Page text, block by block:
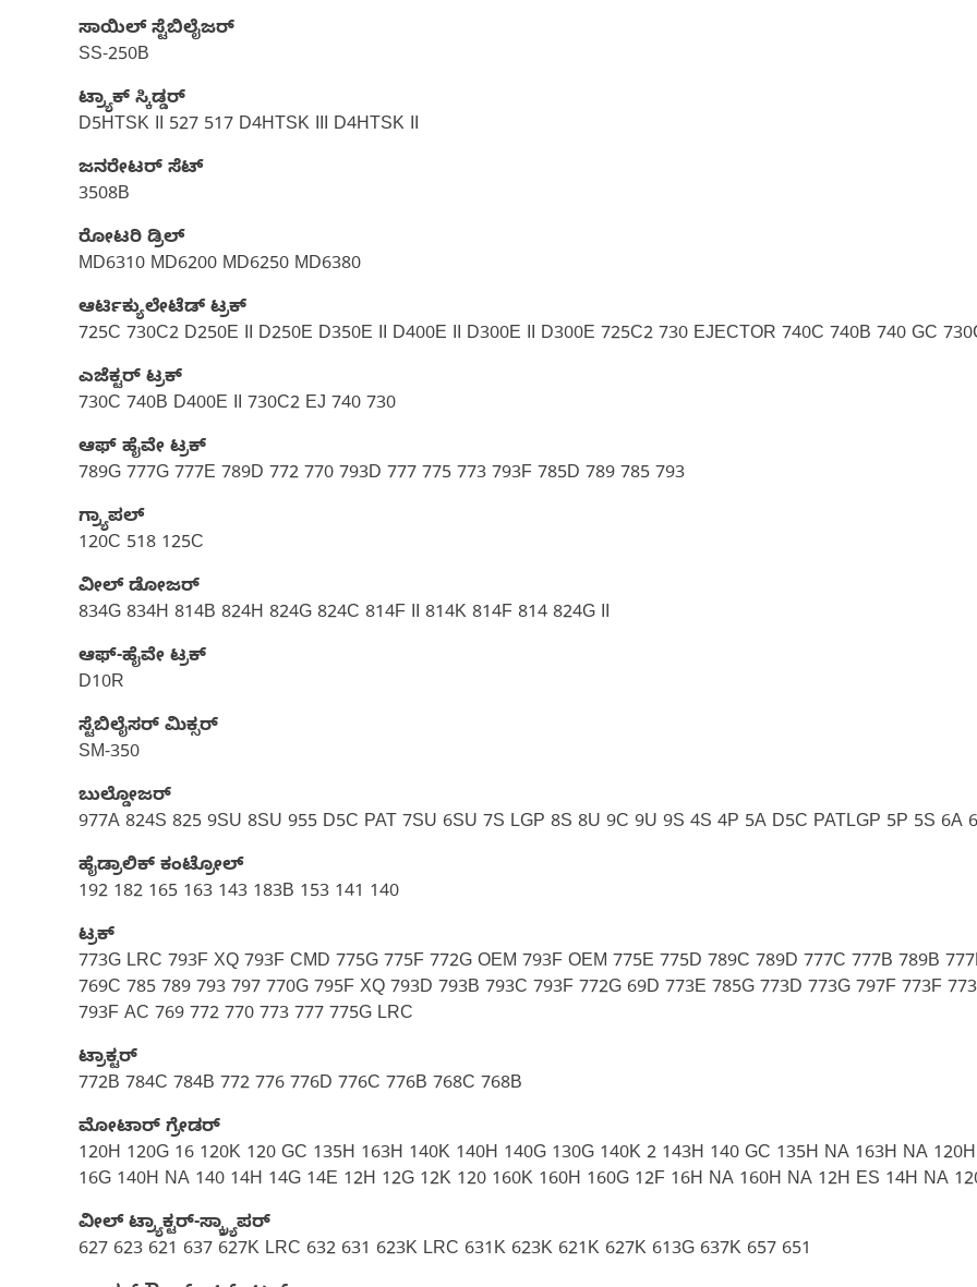
ಸಾಯಿಲ್ ಸ್ಟೆಬಿಲೈಜರ್
SS-250B
ಟ್ರ್ಯಾಕ್ ಸ್ಕಿಡ್ಡರ್
D5HTSK II 527 517 D4HTSK III D4HTSK II
ಜನರೇಟರ್ ಸೆಟ್‌
3508B
ರೋಟರಿ ಡ್ರಿಲ್‌
MD6310 MD6200 MD6250 MD6380
ಆರ್ಟಿಕ್ಯುಲೇಟೆಡ್ ಟ್ರಕ್
725C 730C2 D250E II D250E D350E II D400E II D300E II D300E 725C2 730 EJECTOR 740C 740B 740 GC
ಎಜೆಕ್ಟರ್ ಟ್ರಕ್
730C 740B D400E II 730C2 EJ 740 730
ಆಫ್ ಹೈವೇ ಟ್ರಕ್​
789G 777G 777E 789D 772 770 793D 777 775 773 793F 785D 789 785 793
ಗ್ರ್ಯಾಪಲ್
120C 518 125C
ವೀಲ್ ಡೋಜರ್​
834G 834H 814B 824H 824G 824C 814F II 814K 814F 814 824G II
ಆಫ್-ಹೈವೇ ಟ್ರಕ್​
D10R
ಸ್ಟೆಬಿಲೈಸರ್ ಮಿಕ್ಸರ್
SM-350
ಬುಲ್ಡೋಜರ್
977A 824S 825 9SU 8SU 955 D5C PAT 7SU 6SU 7S LGP 8S 8U 9C 9U 9S 4S 4P 5A D5C PATLGP 5P 5S 6A
ಹೈಡ್ರಾಲಿಕ್ ಕಂಟ್ರೋಲ್
192 182 165 163 143 183B 153 141 140
ಟ್ರಕ್
773G LRC 793F XQ 793F CMD 775G 775F 772G OEM 793F OEM 775E 775D 789C 789D 777C 777B 789B
769C 785 789 793 797 770G 795F XQ 793D 793B 793C 793F 772G 69D 773E 785G 773D 773G 797F 773F
793F AC 769 772 770 773 777 775G LRC
ಟ್ರಾಕ್ಟರ್
772B 784C 784B 772 776 776D 776C 776B 768C 768B
ಮೋಟಾರ್ ಗ್ರೇಡರ್
120H 120G 16 120K 120 GC 135H 163H 140K 140H 140G 130G 140K 2 143H 140 GC 135H NA 163H NA
16G 140H NA 140 14H 14G 14E 12H 12G 12K 120 160K 160H 160G 12F 16H NA 160H NA 12H ES 14H NA
ವೀಲ್ ಟ್ರ್ಯಾಕ್ಟರ್-ಸ್ಕ್ರ್ಯಾಪರ್
627 623 621 637 627K LRC 632 631 623K LRC 631K 623K 621K 627K 613G 637K 657 651